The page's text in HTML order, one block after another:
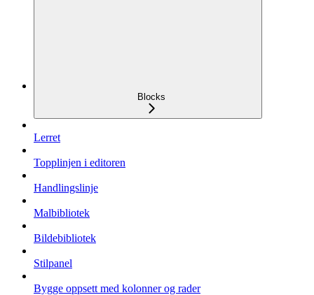
Blocks
Lerret
Topplinjen i editoren
Handlingslinje
Malbibliotek
Bildebibliotek
Stilpanel
Bygge oppsett med kolonner og rader